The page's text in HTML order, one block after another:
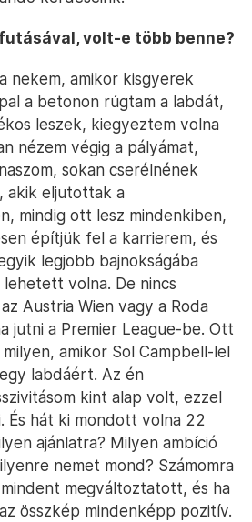
volt-e több benne?
nekem, amikor kisgyerek
a betonon rúgtam a labdát,
leszek, kiegyeztem volna
nézem végig a pályámat,
sokan cserélnének
akik eljutottak a
mindig ott lesz mindenkiben,
építjük fel a karrierem, és
legjobb bajnokságába
volna. De nincs
Austria Wien vagy a Roda
jutni a Premier League-be. Ott
amikor Sol Campbell-lel
labdáért. Az én
kint alap volt, ezzel
És hát ki mondott volna 22
ajánlatra? Milyen ambíció
nemet mond? Számomra
megváltoztatott, és ha
összkép mindenképp pozitív.